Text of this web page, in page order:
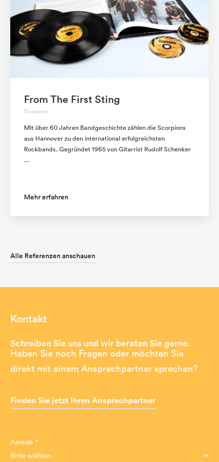
From The First Sting
Scorpions
Mit über 60 Jahren Bandgeschichte zählen die Scorpions
aus Hannover zu den international erfolgreichsten
Rockbands. Gegründet 1965 von Gitarrist Rudolf Schenker
…
Mehr erfahren
Alle Referenzen anschauen
Kontakt
Schreiben Sie uns und wir beraten Sie gerne.
Haben Sie noch Fragen oder möchten Sie
direkt mit einem Ansprechpartner sprechen?
Finden Sie jetzt Ihren Ansprechpartner
Anrede *